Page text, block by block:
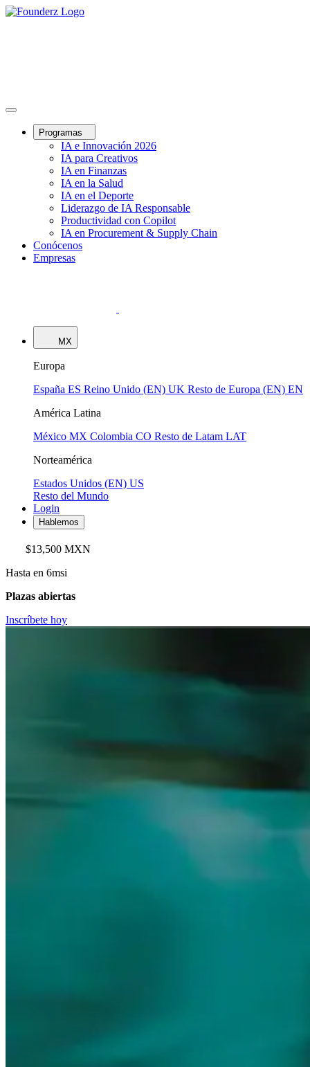
Programas
IA e Innovación 2026
IA para Creativos
IA en Finanzas
IA en la Salud
IA en el Deporte
Liderazgo de IA Responsable
Productividad con Copilot
IA en Procurement & Supply Chain
Conócenos
Empresas
MX
Europa
España ES Reino Unido (EN) UK Resto de Europa (EN) EN
América Latina
México MX Colombia CO Resto de Latam LAT
Norteamérica
Estados Unidos (EN) US
Resto del Mundo
Login
Hablemos
$13,500 MXN
Hasta en 6msi
Plazas abiertas
Inscríbete hoy